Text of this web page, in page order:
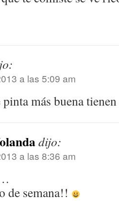
a las 5:09 am
más buena
dijo:
a las 8:36 am
de semana!!